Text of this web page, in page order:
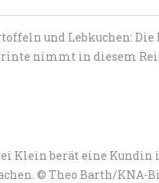
und Lebkuchen:
nimmt in diesem
Klein berät eine Kundin
© Theo Barth/KNA-